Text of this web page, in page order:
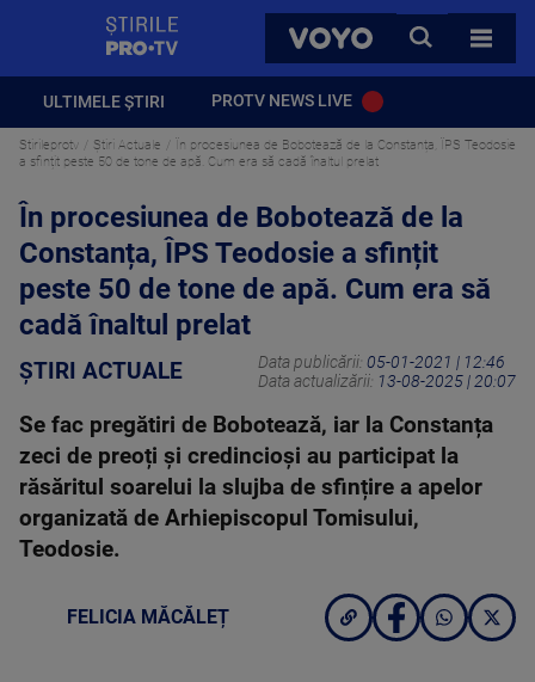
VOYO
CAUTA
TOATE
ULTIMELE ȘTIRI PROTV NEWS LIVE
Stirileprotv Știri Actuale
În procesiunea de Bobotează de la Constanța, ÎPS Teodosie
a sfințit peste 50 de tone de apă. Cum era să cadă înaltul prelat
În procesiunea de Bobotează de la
Constanța, ÎPS Teodosie a sfințit
peste 50 de tone de apă. Cum era să
cadă înaltul prelat
ȘTIRI ACTUALE Data publicării: 05-01-2021 | 12:46
Data actualizării: 13-08-2025 | 20:07
Se fac pregătiri de Bobotează, iar la Constanța
zeci de preoți și credincioși au participat la
răsăritul soarelui la slujba de sfințire a apelor
organizată de Arhiepiscopul Tomisului,
Teodosie.
FELICIA MĂCĂLEȚ